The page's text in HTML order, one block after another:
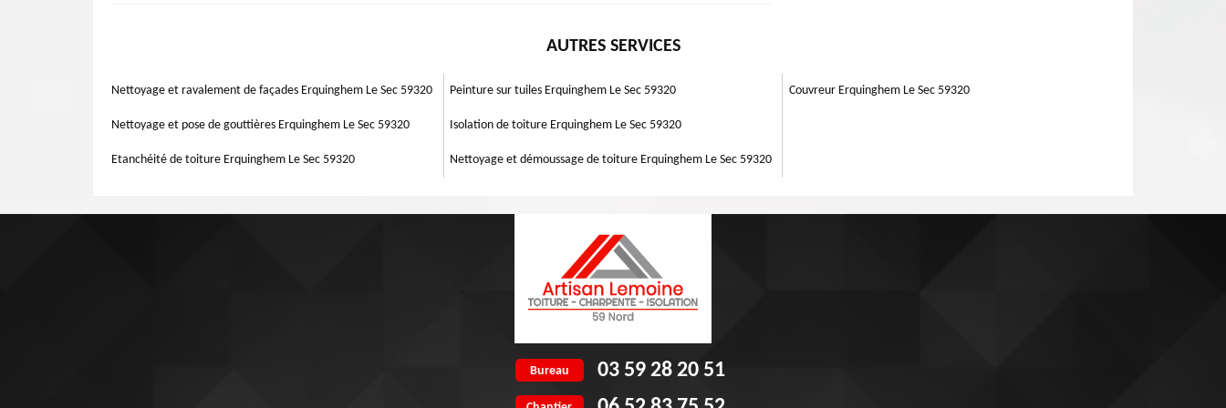
pour assurer votre travail dans ce domaine et pour avoir une meilleur réparation de toiture. Il est à votre disposition pour toute
la réparation de votre toiture. Artisan Lemoine 59 qui siège dans Erquinghem Le Sec 59320 est libre pour intervenir à réaliser
AUTRES SERVICES
Nettoyage et ravalement de façades Erquinghem Le Sec 59320
Nettoyage et pose de gouttières Erquinghem Le Sec 59320
Etanchéité de toiture Erquinghem Le Sec 59320
Peinture sur tuiles Erquinghem Le Sec 59320
Isolation de toiture Erquinghem Le Sec 59320
Nettoyage et démoussage de toiture Erquinghem Le Sec 59320
Couvreur Erquinghem Le Sec 59320
Bureau 03 59 28 20 51